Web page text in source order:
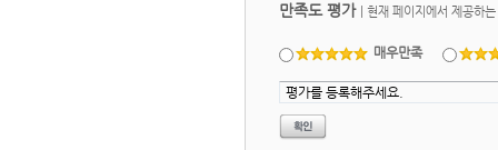
만족도 평가 현재 페이지에서 제공하
매우만족